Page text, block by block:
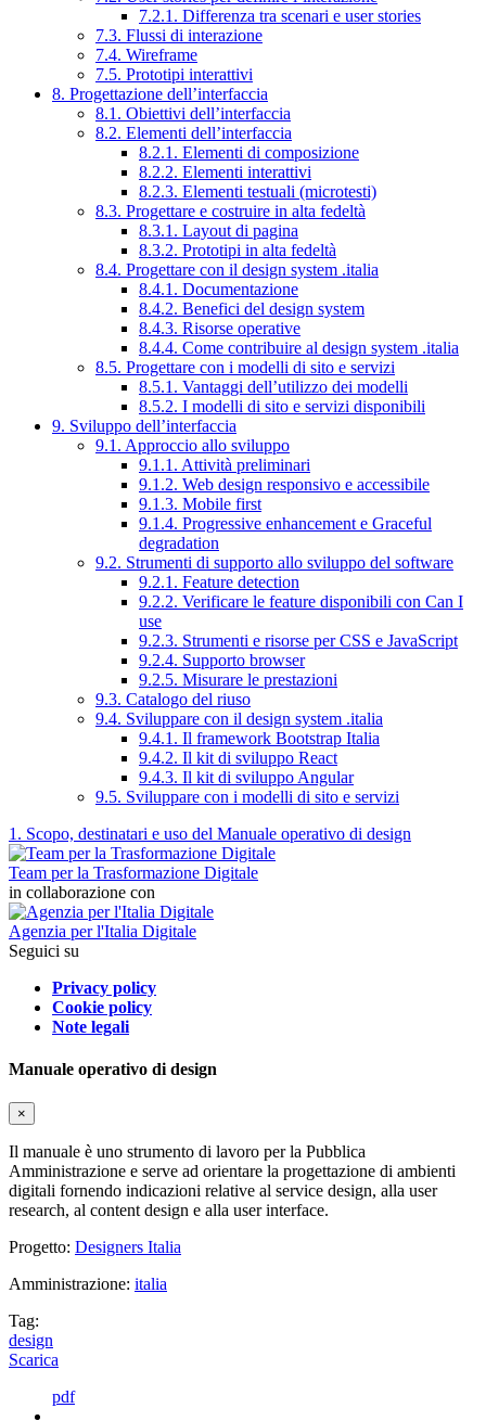
7.2.1. Differenza tra scenari e user stories
7.3. Flussi di interazione
7.4. Wireframe
7.5. Prototipi interattivi
8. Progettazione dell’interfaccia
8.1. Obiettivi dell’interfaccia
8.2. Elementi dell’interfaccia
8.2.1. Elementi di composizione
8.2.2. Elementi interattivi
8.2.3. Elementi testuali (microtesti)
8.3. Progettare e costruire in alta fedeltà
8.3.1. Layout di pagina
8.3.2. Prototipi in alta fedeltà
8.4. Progettare con il design system .italia
8.4.1. Documentazione
8.4.2. Benefici del design system
8.4.3. Risorse operative
8.4.4. Come contribuire al design system .italia
8.5. Progettare con i modelli di sito e servizi
8.5.1. Vantaggi dell’utilizzo dei modelli
8.5.2. I modelli di sito e servizi disponibili
9. Sviluppo dell’interfaccia
9.1. Approccio allo sviluppo
9.1.1. Attività preliminari
9.1.2. Web design responsivo e accessibile
9.1.3. Mobile first
9.1.4. Progressive enhancement e Graceful
degradation
9.2. Strumenti di supporto allo sviluppo del software
9.2.1. Feature detection
9.2.2. Verificare le feature disponibili con Can I
use
9.2.3. Strumenti e risorse per CSS e JavaScript
9.2.4. Supporto browser
9.2.5. Misurare le prestazioni
9.3. Catalogo del riuso
9.4. Sviluppare con il design system .italia
9.4.1. Il framework Bootstrap Italia
9.4.2. Il kit di sviluppo React
9.4.3. Il kit di sviluppo Angular
9.5. Sviluppare con i modelli di sito e servizi
1. Scopo, destinatari e uso del Manuale operativo di design
Team per la Trasformazione Digitale
in collaborazione con
Agenzia per l'Italia Digitale
Seguici su
Privacy policy
Cookie policy
Note legali
Manuale operativo di design
×
Il manuale è uno strumento di lavoro per la Pubblica
Amministrazione e serve ad orientare la progettazione di ambienti
digitali fornendo indicazioni relative al service design, alla user
research, al content design e alla user interface.
Progetto: Designers Italia
Amministrazione: italia
Tag:
design
Scarica
pdf